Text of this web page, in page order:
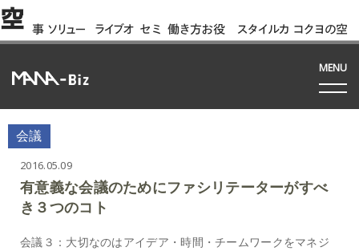
空 事
例
ソリュー
ション
ライブオ
フィス
セミ
ナー
働き方お役
立ち資料
スタイルカ
タログ
コクヨの空
間って!?
MENU
会議
2016.05.09
有意義な会議のためにファシリテーターがすべ
き３つのコト
会議３：大切なのはアイデア・時間・チームワークをマネジ